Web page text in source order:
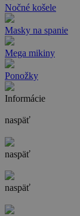
Nočné košele
Masky na spanie
Mega mikiny
Ponožky
Informácie
naspäť
naspäť
naspäť